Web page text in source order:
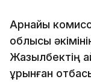
Арнайы
облысы
Жазылбектің
ұрынған